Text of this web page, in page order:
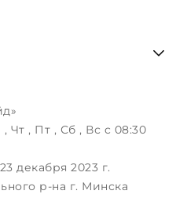
Чт , Пт , Сб , Вс c 08:30
декабря 2023 г.
р-на г. Минска